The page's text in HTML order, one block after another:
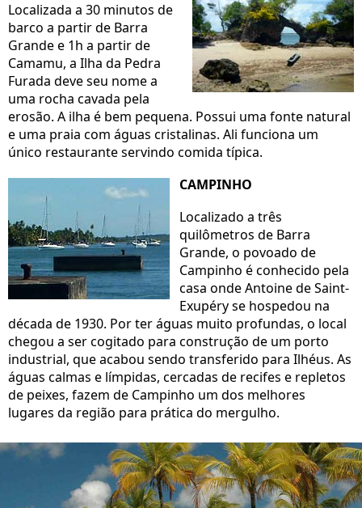
Localizada a 30 minutos de
barco a partir de Barra
Grande e 1h a partir de
Camamu, a Ilha da Pedra
Furada deve seu nome a
uma rocha cavada pela
erosão. A ilha é bem pequena. Possui uma fonte natural
e uma praia com águas cristalinas. Ali funciona um
único restaurante servindo comida típica.
CAMPINHO
Localizado a três
quilômetros de Barra
Grande, o povoado de
Campinho é conhecido pela
casa onde Antoine de Saint-
Exupéry se hospedou na
década de 1930. Por ter águas muito profundas, o local
chegou a ser cogitado para construção de um porto
industrial, que acabou sendo transferido para Ilhéus. As
águas calmas e límpidas, cercadas de recifes e repletos
de peixes, fazem de Campinho um dos melhores
lugares da região para prática do mergulho.